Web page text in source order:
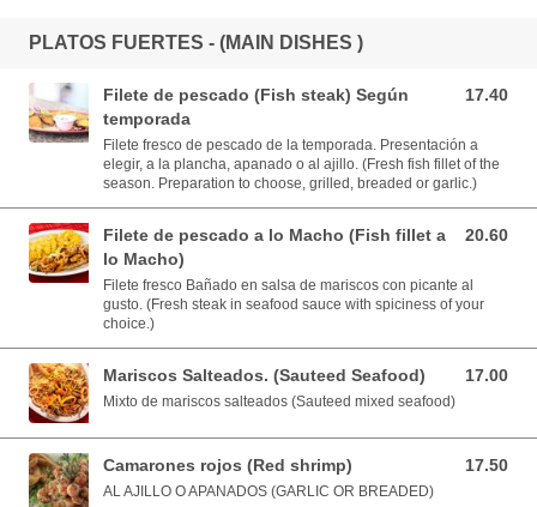
PLATOS FUERTES - (MAIN DISHES )
Filete de pescado (Fish steak) Según
temporada
17.40
17.40 USD
Filete fresco de pescado de la temporada. Presentación a
elegir, a la plancha, apanado o al ajillo. (Fresh fish fillet of the
season. Preparation to choose, grilled, breaded or garlic.)
Filete de pescado a lo Macho (Fish fillet a
lo Macho)
20.60
20.60 USD
Filete fresco Bañado en salsa de mariscos con picante al
gusto. (Fresh steak in seafood sauce with spiciness of your
choice.)
Mariscos Salteados. (Sauteed Seafood) 17.00
17.00 USD
Mixto de mariscos salteados (Sauteed mixed seafood)
Camarones rojos (Red shrimp) 17.50
17.50 USD
AL AJILLO O APANADOS (GARLIC OR BREADED)